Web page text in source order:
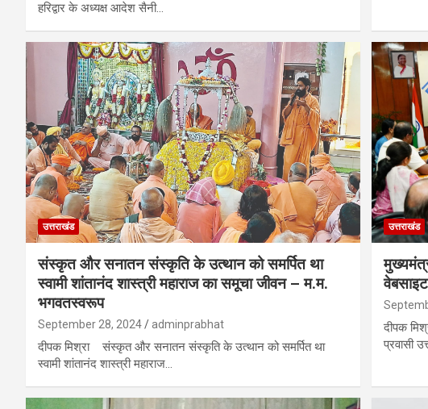
हरिद्वार के अध्यक्ष आदेश सैनी…
उत्तराखंड
संस्कृत और सनातन संस्कृति के उत्थान को समर्पित था
स्वामी शांतानंद शास्त्री महाराज का समूचा जीवन – म.म.
भगवतस्वरूप
September 28, 2024 adminprabhat
दीपक मिश्रा संस्कृत और सनातन संस्कृति के उत्थान को समर्पित था
स्वामी शांतानंद शास्त्री महाराज…
उत्तराखंड
दीपक
प्रवासी